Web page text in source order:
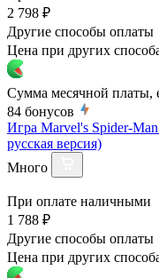
2 798 ₽
Другие способы оплаты
Цена при других
Сумма месячной платы,
84 бонусов
Игра Marvel's Spider-
русская версия)
Много
При оплате наличными
1 788 ₽
Другие способы оплаты
Цена при других